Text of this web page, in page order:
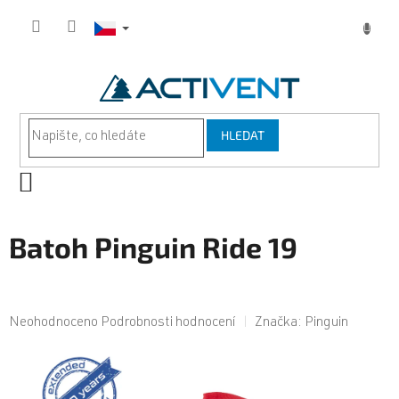
HLEDAT
Batoh Pinguin Ride 19
Průměrné
produktu
Neohodnoceno Podrobnosti hodnocení Značka: Pinguin